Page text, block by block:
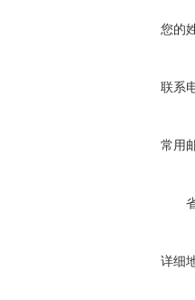
您的
联系
常用
详细